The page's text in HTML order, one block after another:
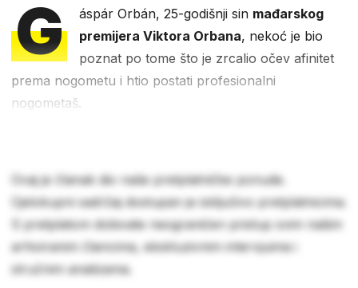
G áspár Orbán, 25-godišnji sin mađarskog
premijera Viktora Orbana, nekoć je bio
poznat po tome što je zrcalio očev afinitet
prema nogometu i htio postati profesionalni
nogometaš.
Ovaj je članak dio naše pretplatničke ponude.
Cjelokupni sadržaj dostupan je isključivo pretplatnicima.
S pretplatom dobivate neograničen pristup svim našim
arhiviranim člancima, ekskluzivnim intervjuima i
stručnim analizama.